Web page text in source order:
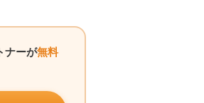
ナーが無料